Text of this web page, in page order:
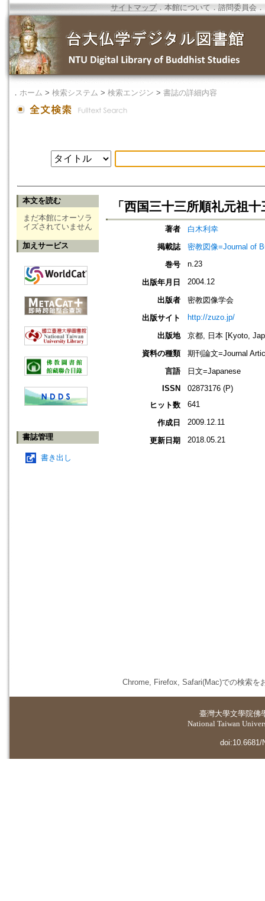
サイトマップ．本館について ． 諮問委員会 ．
． ホーム > 検索システム > 検索エンジン > 書誌の詳細内容
本文を読む
まだ本館にオーソラ
イズされていません
加えサービス
書誌管理
書き出し
「西国三十三所順礼元祖
著者
白木利幸
掲載誌
密教図像=Journal of
巻号
n.23
出版年月日 2004.12
出版者
密教図像学会
出版サイト
http://zuzo.jp/
出版地
京都, 日本 [Kyoto,
資料の種類
期刊論文=Journal
言語
日文=Japanese
ISSN
02873176 (P)
ヒット数
641
作成日 2009.12.11
更新日期 2018.05.21
Chrome, Firefox, Safari(Mac)での検索を
臺灣大學文學院佛
National Taiwan
doi:10.6681/